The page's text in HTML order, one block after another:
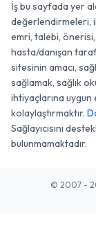
İş bu sayfada yer
değerlendirmeleri,
emri, talebi, önerisi,
hasta/danışan
sitesinin amacı,
sağlamak, sağlık
ihtiyaçlarına uygun
kolaylaştırmaktır.
Sağlayıcısını
bulunmamaktadır.
© 2007 -